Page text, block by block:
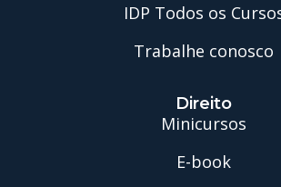
IDP Todos os
Trabalhe conosco
Direito
Minicursos
E-book